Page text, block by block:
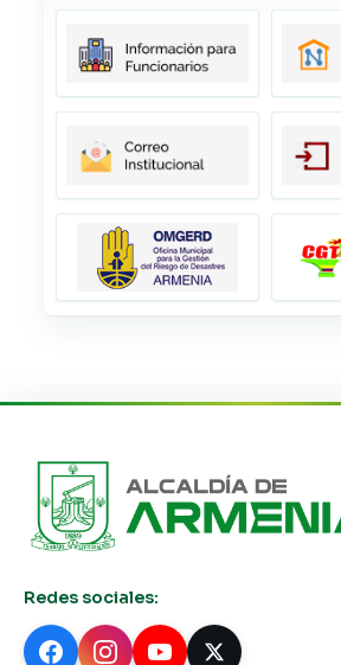
Redes sociales: